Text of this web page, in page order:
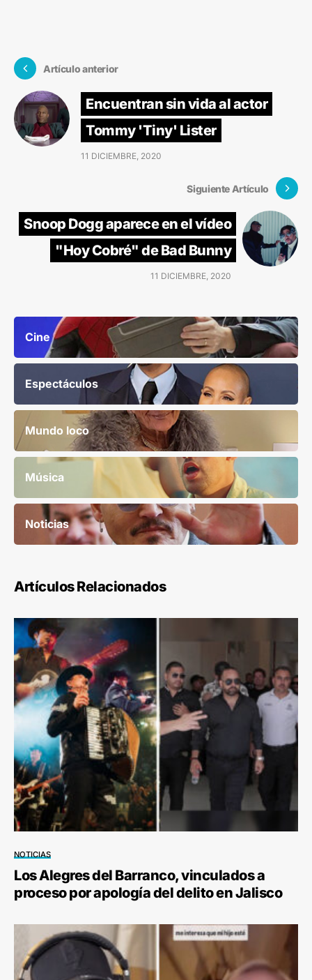
Artículo anterior
Encuentran sin vida al actor
Tommy 'Tiny' Lister
11 DICIEMBRE, 2020
Siguiente Artículo
Snoop Dogg aparece en el vídeo
"Hoy Cobré" de Bad Bunny
11 DICIEMBRE, 2020
Cine
Espectáculos
Mundo loco
Música
Noticias
Artículos Relacionados
NOTICIAS
Los Alegres del Barranco, vinculados a
proceso por apología del delito en Jalisco